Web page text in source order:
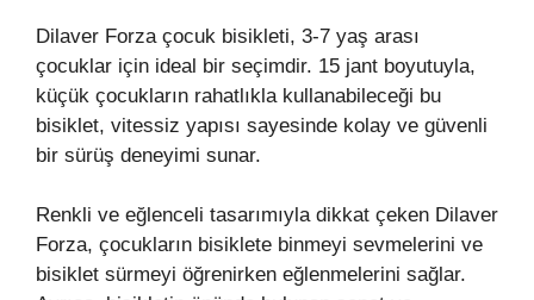
Dilaver Forza çocuk bisikleti, 3-7 yaş arası
çocuklar için ideal bir seçimdir. 15 jant boyutuyla,
küçük çocukların rahatlıkla kullanabileceği bu
bisiklet, vitessiz yapısı sayesinde kolay ve güvenli
bir sürüş deneyimi sunar.
Renkli ve eğlenceli tasarımıyla dikkat çeken Dilaver
Forza, çocukların bisiklete binmeyi sevmelerini ve
bisiklet sürmeyi öğrenirken eğlenmelerini sağlar.